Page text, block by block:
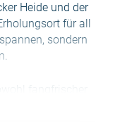
Heide und der
für all
sondern
fangfrischer